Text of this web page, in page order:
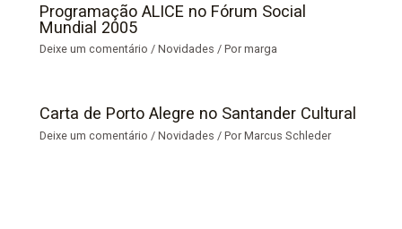
Programação ALICE no Fórum Social
Mundial 2005
Deixe um comentário /Novidades / Pormarga
Carta de Porto Alegre no Santander Cultural
Deixe um comentário /Novidades / PorMarcus Schleder